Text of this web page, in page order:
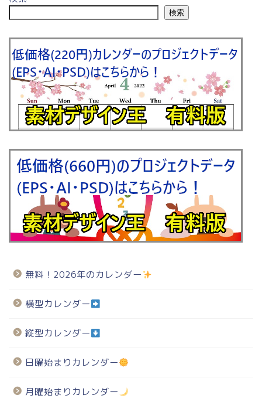
検索
無料！2026年のカレンダー
横型カレンダー
縦型カレンダー
日曜始まりカレンダー
月曜始まりカレンダー